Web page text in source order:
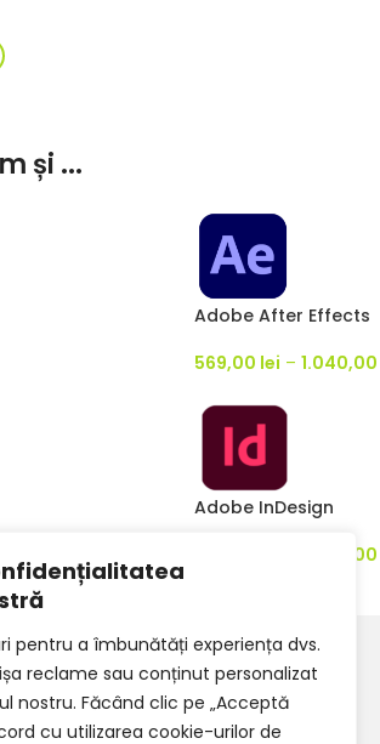
pentru a îmbunătăți experiența dvs.
reclame sau conținut personalizat
nostru. Făcând clic pe „Acceptă
cu utilizarea cookie-urilor de
și ...
Adobe After Effects
569,00 lei – 1.040,00
Adobe InDesign
1.040,00
distribuitor
și
programe
Despre Certipro
Ofertă Învățământ
Noutăți